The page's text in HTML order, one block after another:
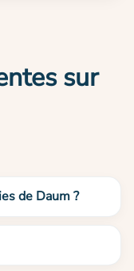
sur
de Daum ?